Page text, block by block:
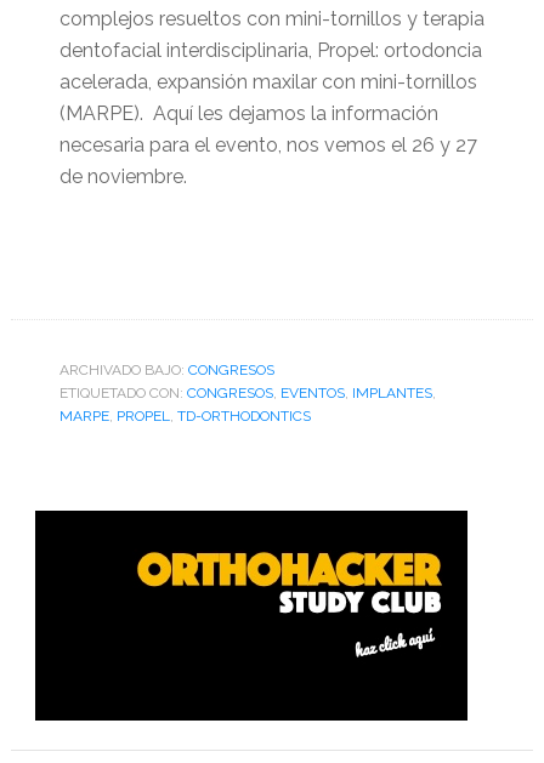
complejos resueltos con mini-tornillos y terapia
dentofacial interdisciplinaria, Propel: ortodoncia
acelerada, expansión maxilar con mini-tornillos
(MARPE). Aquí les dejamos la información
necesaria para el evento, nos vemos el 26 y 27
de noviembre.
ARCHIVADO BAJO: CONGRESOS
ETIQUETADO CON: CONGRESOS, EVENTOS, IMPLANTES,
MARPE, PROPEL, TD-ORTHODONTICS
Barra
primaria